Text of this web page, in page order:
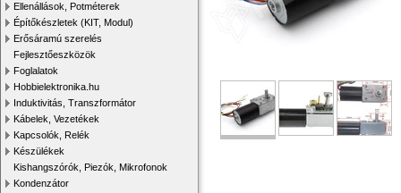
Ellenállások, Potméterek
Építőkészletek (KIT, Modul)
Erősáramú szerelés
Fejlesztőeszközök
Foglalatok
Hobbielektronika.hu
Induktivitás, Transzformátor
Kábelek, Vezetékek
Kapcsolók, Relék
Készülékek
Kishangszórók, Piezók, Mikrofonok
Kondenzátor